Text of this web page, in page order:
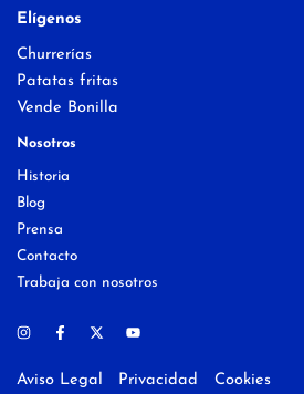
Elígenos
Churrerías
Patatas fritas
Vende Bonilla
Nosotros
Historia
Blog
Prensa
Contacto
Trabaja con nosotros
Aviso Legal Privacidad Cookies